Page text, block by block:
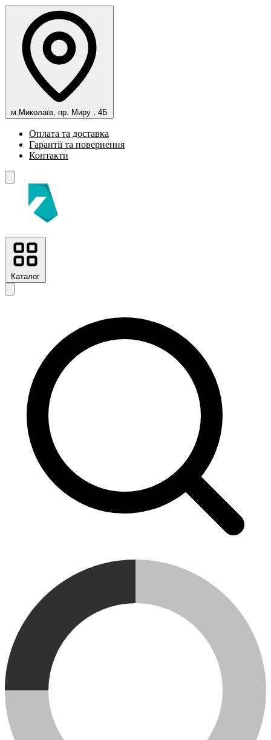
м.Миколаїв, пр. Миру , 4Б
Оплата та доставка
Гарантії та повернення
Контакти
Каталог